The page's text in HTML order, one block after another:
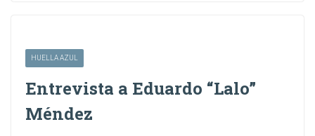
HUELLA AZUL
Entrevista a Eduardo “Lalo”
Méndez